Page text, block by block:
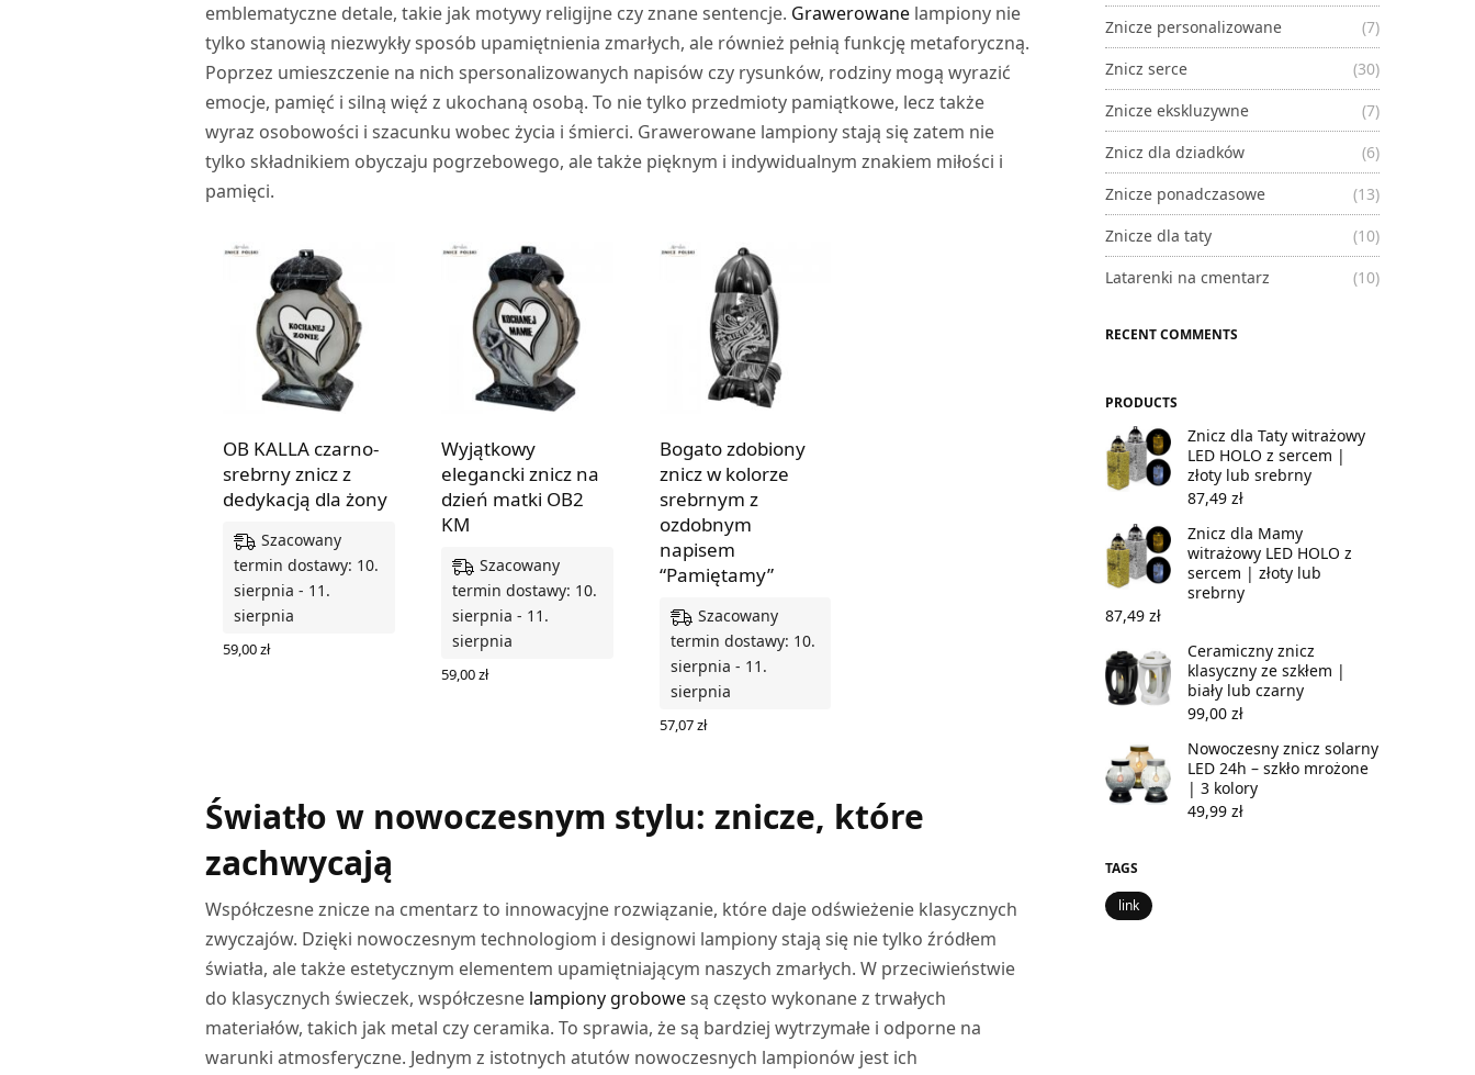
emblematyczne detale, takie jak motywy religijne czy znane sentencje. Grawerowane lampiony nie
tylko stanowią niezwykły sposób upamiętnienia zmarłych, ale również pełnią funkcję metaforyczną.
Poprzez umieszczenie na nich spersonalizowanych napisów czy rysunków, rodziny mogą wyrazić
emocje, pamięć i silną więź z ukochaną osobą. To nie tylko przedmioty pamiątkowe, lecz także
wyraz osobowości i szacunku wobec życia i śmierci. Grawerowane lampiony stają się zatem nie
tylko składnikiem obyczaju pogrzebowego, ale także pięknym i indywidualnym znakiem miłości i
pamięci.
OB KALLA czarno-
srebrny znicz z
dedykacją dla żony
Szacowany
termin dostawy: 10.
sierpnia - 11.
sierpnia
59,00zł
Wyjątkowy
elegancki znicz na
dzień matki OB2
KM
Szacowany
termin dostawy: 10.
sierpnia - 11.
sierpnia
59,00zł
Bogato zdobiony
znicz w kolorze
srebrnym z
ozdobnym
napisem
“Pamiętamy”
Szacowany
termin dostawy: 10.
sierpnia - 11.
sierpnia
57,07zł
Światło w nowoczesnym stylu: znicze, które
zachwycają
Współczesne znicze na cmentarz to innowacyjne rozwiązanie, które daje odświeżenie klasycznych
zwyczajów. Dzięki nowoczesnym technologiom i designowi lampiony stają się nie tylko źródłem
światła, ale także estetycznym elementem upamiętniającym naszych zmarłych. W przeciwieństwie
do klasycznych świeczek, współczesne lampiony grobowesą często wykonane z trwałych
materiałów, takich jak metal czy ceramika. To sprawia, że są bardziej wytrzymałe i odporne na
warunki atmosferyczne. Jednym z istotnych atutów nowoczesnych lampionów jest ich
Znicze personalizowane
(7)
Znicz serce
(30)
Znicze ekskluzywne
(7)
Znicz dla dziadków
(6)
Znicze ponadczasowe
(13)
Znicze dla taty
(10)
Latarenki na cmentarz
(10)
RECENT COMMENTS
PRODUCTS
Znicz dla Taty witrażowy
LED HOLO z sercem |
złoty lub srebrny
87,49 zł
Znicz dla Mamy
witrażowy LED HOLO z
sercem | złoty lub
srebrny
87,49 zł
Ceramiczny znicz
klasyczny ze szkłem |
biały lub czarny
99,00 zł
Nowoczesny znicz solarny
LED 24h – szkło mrożone
| 3 kolory
49,99 zł
TAGS
link